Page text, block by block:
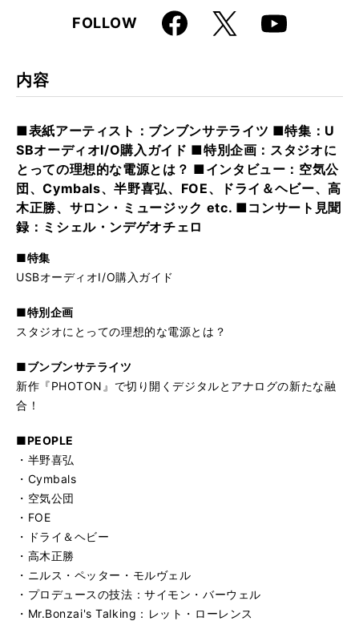
FOLLOWFaceboo
k
X Youtube
内容
■表紙アーティスト：ブンブンサテライツ ■特集：U
SBオーディオI/O購入ガイド ■特別企画：スタジオに
とっての理想的な電源とは？ ■インタビュー：空気公
団、Cymbals、半野喜弘、FOE、ドライ＆ヘビー、高
木正勝、サロン・ミュージック etc. ■コンサート見聞
録：ミシェル・ンデゲオチェロ
■特集
USBオーディオI/O購入ガイド
■特別企画
スタジオにとっての理想的な電源とは？
■ブンブンサテライツ
新作『PHOTON』で切り開くデジタルとアナログの新たな融
合！
■PEOPLE
・半野喜弘
・Cymbals
・空気公団
・FOE
・ドライ＆ヘビー
・高木正勝
・ニルス・ペッター・モルヴェル
・プロデュースの技法：サイモン・バーウェル
・Mr.Bonzai's Talking：レット・ローレンス